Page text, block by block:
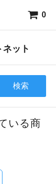
0
ット
検索
いる商